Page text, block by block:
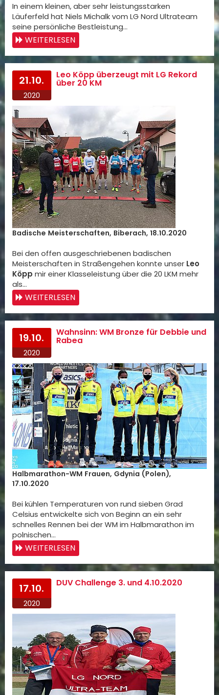
In einem kleinen, aber sehr leistungsstarken
Läuferfeld hat Niels Michalk vom LG Nord Ultrateam
seine persönliche Bestleistung…
WEITERLESEN
21.10.
2020
Leo Köpp überzeugt mit LG Rekord
über 20 KM
Badische Meisterschaften, Biberach, 18.10.2020
Bei den offen ausgeschriebenen badischen
Meisterschaften in Straßengehen konnte unser Leo
Köpp mir einer Klasseleistung über die 20 LKM mehr
als…
WEITERLESEN
19.10.
2020
Wahnsinn: WM Bronze für Debbie und
Rabea
Halbmarathon-WM Frauen, Gdynia (Polen),
17.10.2020
Bei kühlen Temperaturen von rund sieben Grad
Celsius entwickelte sich von Beginn an ein sehr
schnelles Rennen bei der WM im Halbmarathon im
polnischen…
WEITERLESEN
17.10.
2020
DUV Challenge 3. und 4.10.2020